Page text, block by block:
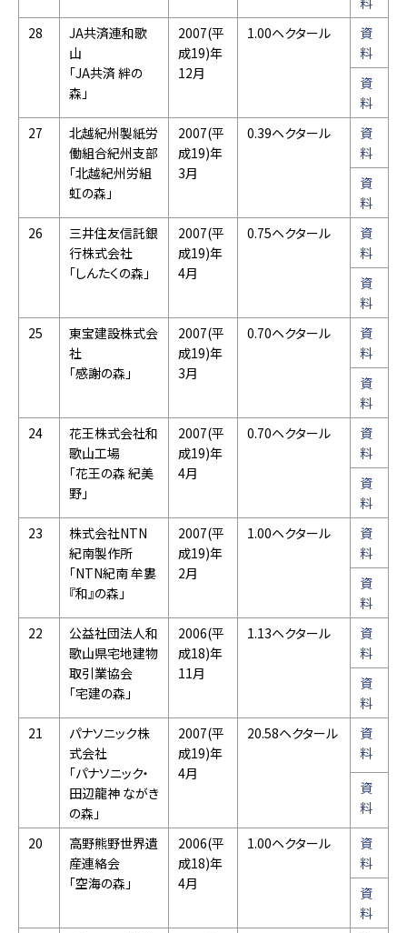
28
JA共済連和歌
山
「JA共済 絆の
森」
2007(平
成19)年
12月
1.00ヘクタール
資
料
資
料
27
北越紀州製紙労
働組合紀州支部
「北越紀州労組
虹の森」
2007(平
成19)年
3月
0.39ヘクタール
資
料
資
料
26
三井住友信託銀
行株式会社
「しんたくの森」
2007(平
成19)年
4月
0.75ヘクタール
資
料
資
料
25
東宝建設株式会
社
「感謝の森」
2007(平
成19)年
3月
0.70ヘクタール
資
料
資
料
24
花王株式会社和
歌山工場
「花王の森 紀美
野」
2007(平
成19)年
4月
0.70ヘクタール
資
料
資
料
23
株式会社NTN
紀南製作所
「NTN紀南 牟婁
『和』の森」
2007(平
成19)年
2月
1.00ヘクタール
資
料
資
料
22
公益社団法人和
歌山県宅地建物
取引業協会
「宅建の森」
2006(平
成18)年
11月
1.13ヘクタール
資
料
資
料
21
パナソニック株
式会社
「パナソニック・
田辺龍神 ながき
の森」
2007(平
成19)年
4月
20.58ヘクタール
資
料
資
料
20
高野熊野世界遺
産連絡会
「空海の森」
2006(平
成18)年
4月
1.00ヘクタール
資
料
資
料